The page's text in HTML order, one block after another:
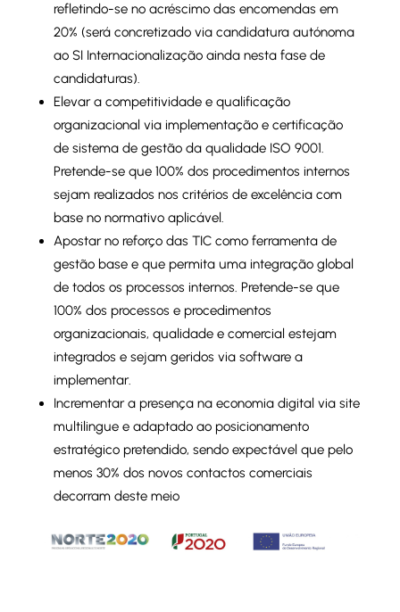
refletindo-se no acréscimo das encomendas em
20% (será concretizado via candidatura autónoma
ao SI Internacionalização ainda nesta fase de
candidaturas).
Elevar a competitividade e qualificação
organizacional via implementação e certificação
de sistema de gestão da qualidade ISO 9001.
Pretende-se que 100% dos procedimentos internos
sejam realizados nos critérios de excelência com
base no normativo aplicável.
Apostar no reforço das TIC como ferramenta de
gestão base e que permita uma integração global
de todos os processos internos. Pretende-se que
100% dos processos e procedimentos
organizacionais, qualidade e comercial estejam
integrados e sejam geridos via software a
implementar.
Incrementar a presença na economia digital via site
multilingue e adaptado ao posicionamento
estratégico pretendido, sendo expectável que pelo
menos 30% dos novos contactos comerciais
decorram deste meio